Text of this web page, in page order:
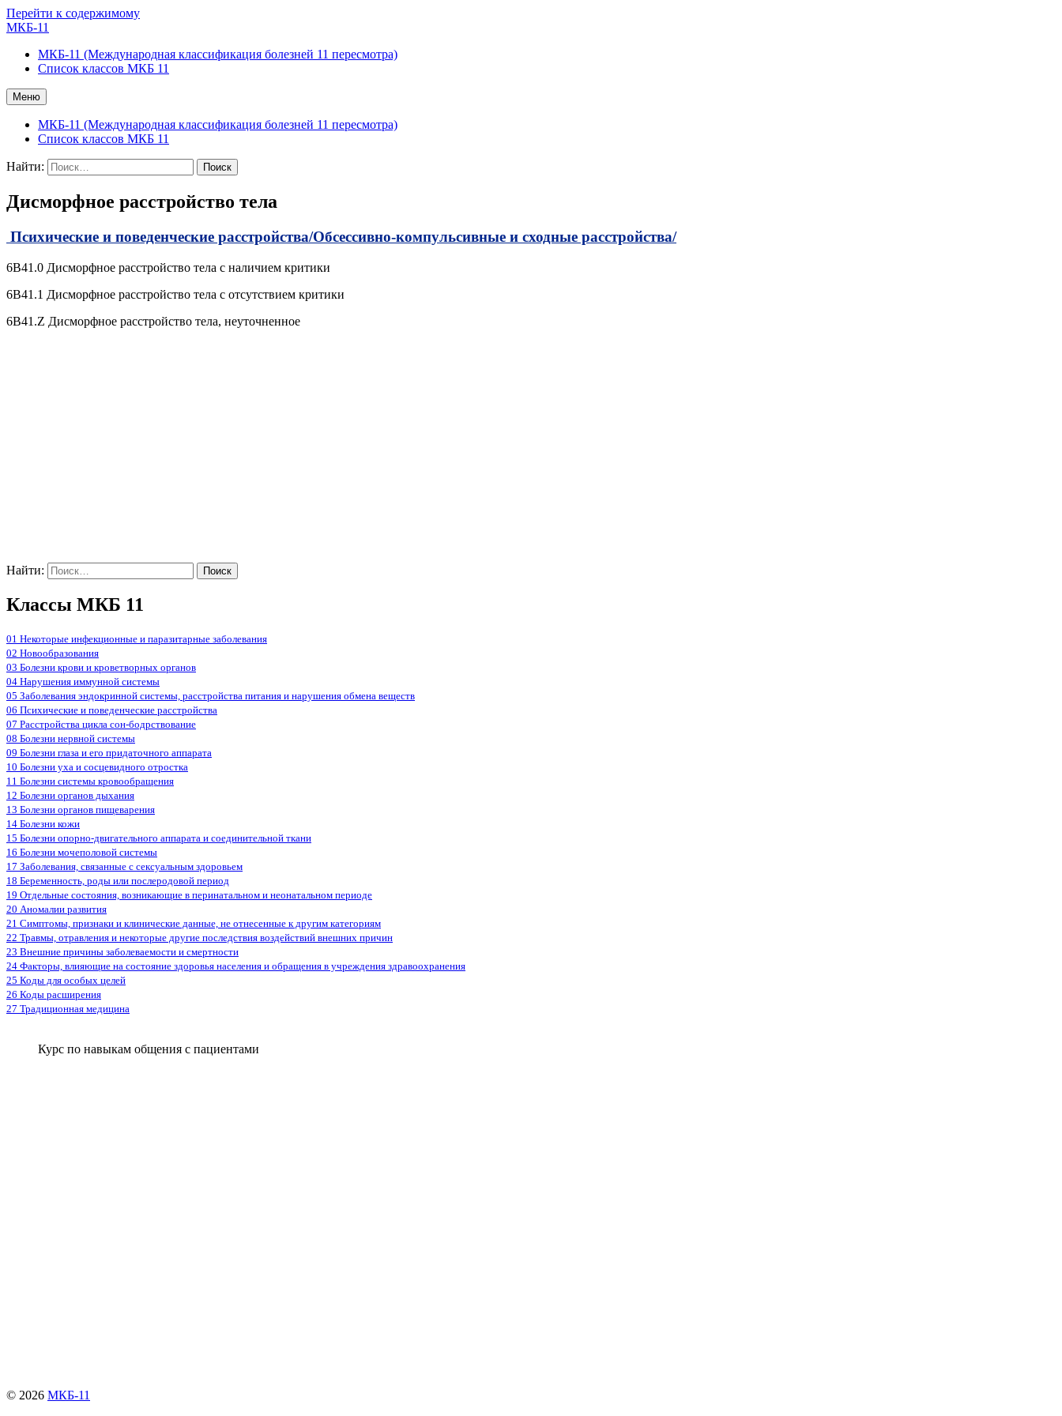
Перейти к содержимому
МКБ-11
МКБ-11 (Международная классификация болезней 11 пересмотра)
Список классов МКБ 11
Меню
МКБ-11 (Международная классификация болезней 11 пересмотра)
Список классов МКБ 11
Найти:
Дисморфное расстройство тела
Психические и поведенческие расстройства/Обсессивно-компульсивные и сходные расстройства/
6B41.0 Дисморфное расстройство тела с наличием критики
6B41.1 Дисморфное расстройство тела с отсутствием критики
6B41.Z Дисморфное расстройство тела, неуточненное
Найти:
Классы МКБ 11
01 Некоторые инфекционные и паразитарные заболевания
02 Новообразования
03 Болезни крови и кроветворных органов
04 Нарушения иммунной системы
05 Заболевания эндокринной системы, расстройства питания и нарушения обмена веществ
06 Психические и поведенческие расстройства
07 Расстройства цикла сон-бодрствование
08 Болезни нервной системы
09 Болезни глаза и его придаточного аппарата
10 Болезни уха и сосцевидного отростка
11 Болезни системы кровообращения
12 Болезни органов дыхания
13 Болезни органов пищеварения
14 Болезни кожи
15 Болезни опорно-двигательного аппарата и соединительной ткани
16 Болезни мочеполовой системы
17 Заболевания, связанные с сексуальным здоровьем
18 Беременность, роды или послеродовой период
19 Отдельные состояния, возникающие в перинатальном и неонатальном периоде
20 Аномалии развития
21 Симптомы, признаки и клинические данные, не отнесенные к другим категориям
22 Травмы, отравления и некоторые другие последствия воздействий внешних причин
23 Внешние причины заболеваемости и смертности
24 Факторы, влияющие на состояние здоровья населения и обращения в учреждения здравоохранения
25 Коды для особых целей
26 Коды расширения
27 Традиционная медицина
Курс по навыкам общения с пациентами
© 2026 МКБ-11